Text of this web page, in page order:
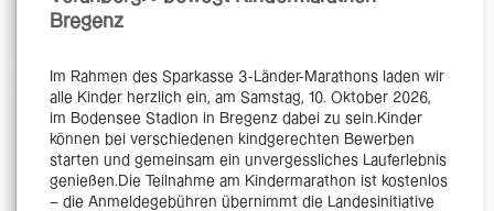
Bregenz
Im Rahmen des Sparkasse 3-Länder-Marathons laden wir
alle Kinder herzlich ein, am Samstag, 10. Oktober 2026,
im Bodensee Stadion in Bregenz dabei zu sein.Kinder
können bei verschiedenen kindgerechten Bewerben
starten und gemeinsam ein unvergessliches Lauferlebnis
genießen.Die Teilnahme am Kindermarathon ist kostenlos
– die Anmeldegebühren übernimmt die Landesinitiative